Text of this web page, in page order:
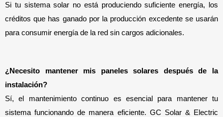
Si tu sistema solar no está produciendo suficiente energía, los
créditos que has ganado por la producción excedente se usarán
para consumir energía de la red sin cargos adicionales.
¿Necesito mantener mis paneles solares después de la
instalación?
Sí, el mantenimiento continuo es esencial para mantener tu
sistema funcionando de manera eficiente. GC Solar & Electric